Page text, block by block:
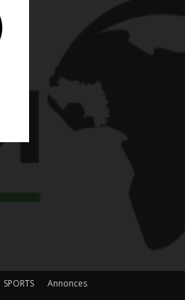
SPORTS Annonces